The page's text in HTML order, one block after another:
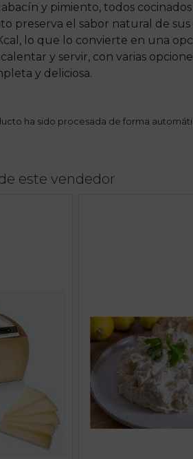
y pimiento, todos
preserva el sabor natural de
Kcal, lo que lo convierte en una
calentar y servir, con varias
y deliciosa.
ha sido procesada de forma
este vendedor